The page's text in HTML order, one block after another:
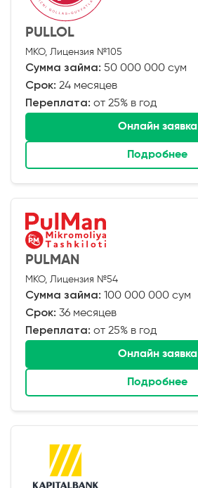
PULLOL
МКО, Лицензия №105
Сумма займа: 50 000 000 сум
Срок: 24 месяцев
Переплата: от 25% в год
Онлайн заявка
Подробнее
PULMAN
МКО, Лицензия №54
Сумма займа: 100 000 000 сум
Срок: 36 месяцев
Переплата: от 25% в год
Онлайн заявка
Подробнее